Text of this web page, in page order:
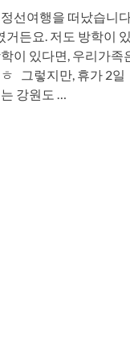
선여행을 떠났습니
든요. 저도 방학이 있
이 있다면, 우리가족
그렇지만, 휴가 2일
강원도 …